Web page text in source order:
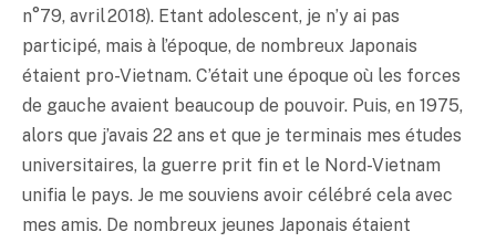
n°79, avril 2018). Etant adolescent, je n’y ai pas
participé, mais à l’époque, de nombreux Japonais
étaient pro-Vietnam. C’était une époque où les forces
de gauche avaient beaucoup de pouvoir. Puis, en 1975,
alors que j’avais 22 ans et que je terminais mes études
universitaires, la guerre prit fin et le Nord-Vietnam
unifia le pays. Je me souviens avoir célébré cela avec
mes amis. De nombreux jeunes Japonais étaient